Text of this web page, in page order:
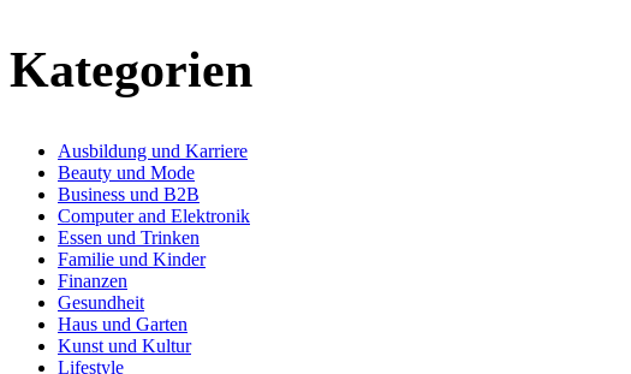
Kategorien
Ausbildung und Karriere
Beauty und Mode
Business und B2B
Computer and Elektronik
Essen und Trinken
Familie und Kinder
Finanzen
Gesundheit
Haus und Garten
Kunst und Kultur
Lifestyle